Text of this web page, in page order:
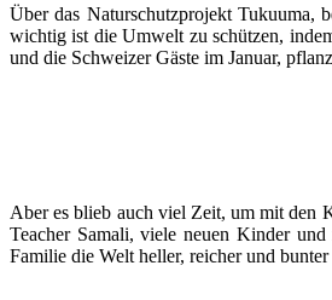
Über das Naturschutzprojekt Tukuuma,
wichtig ist die Umwelt zu schützen,
und die Schweizer Gäste im Januar,
Aber es blieb auch viel Zeit, um mit den
Teacher Samali, viele neuen Kinder
Familie die Welt heller, reicher und